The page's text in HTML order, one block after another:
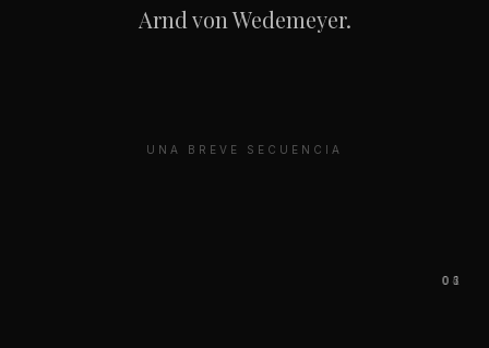
Arnd von Wedemeyer.
UNA BREVE SECUENCIA
01
02
03
04
05